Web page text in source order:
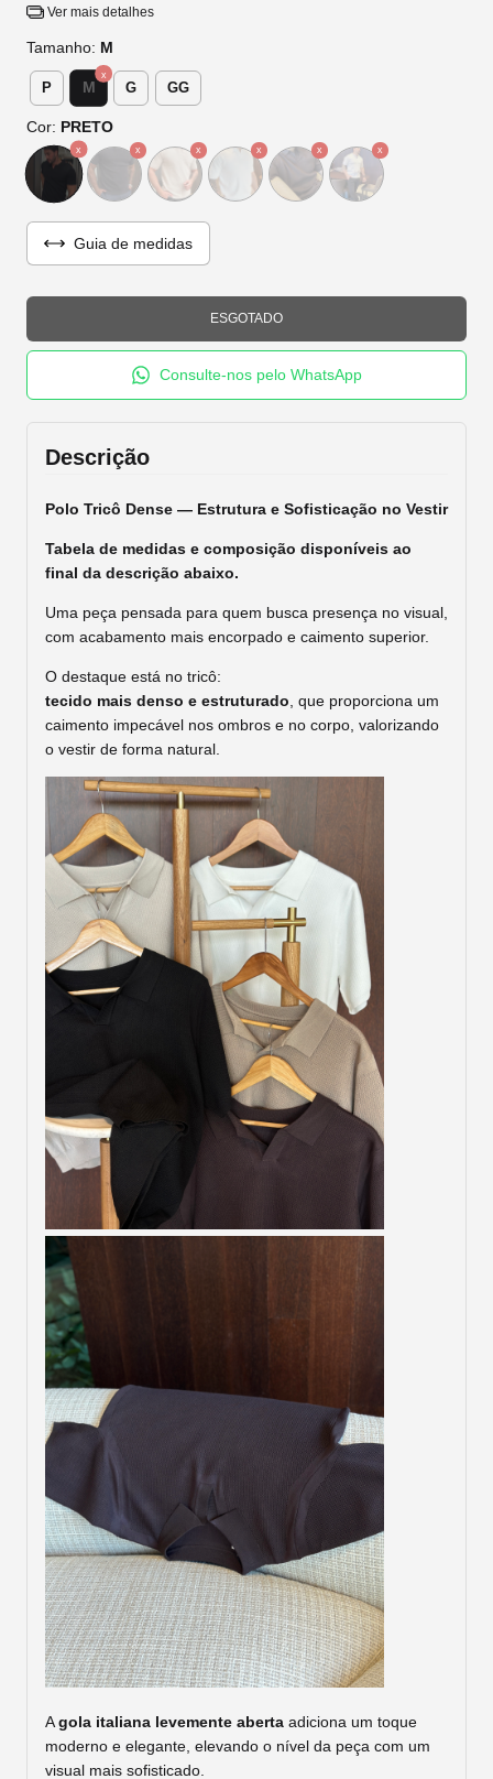
Ver mais detalhes
Tamanho: M
P M G GG
Cor: PRETO
Guia de medidas
Consulte-nos pelo WhatsApp
Descrição
Polo Tricô Dense — Estrutura e Sofisticação no Vestir
Tabela de medidas e composição disponíveis ao
final da descrição abaixo.
Uma peça pensada para quem busca presença no visual,
com acabamento mais encorpado e caimento superior.
O destaque está no tricô:
tecido mais denso e estruturado , que proporciona um
caimento impecável nos ombros e no corpo, valorizando
o vestir de forma natural.
Agola italiana levemente aberta adiciona um toque
moderno e elegante, elevando o nível da peça com um
visual mais sofisticado.